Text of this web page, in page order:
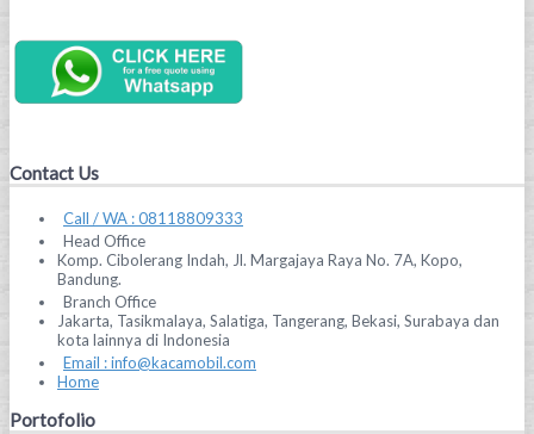
Contact Us
Call / WA : 08118809333
Head Office
Komp. Cibolerang Indah, Jl. Margajaya Raya No. 7A, Kopo,
Bandung.
Branch Office
Jakarta, Tasikmalaya, Salatiga, Tangerang, Bekasi, Surabaya dan
kota lainnya di Indonesia
Email : info@kacamobil.com
Home
Portofolio